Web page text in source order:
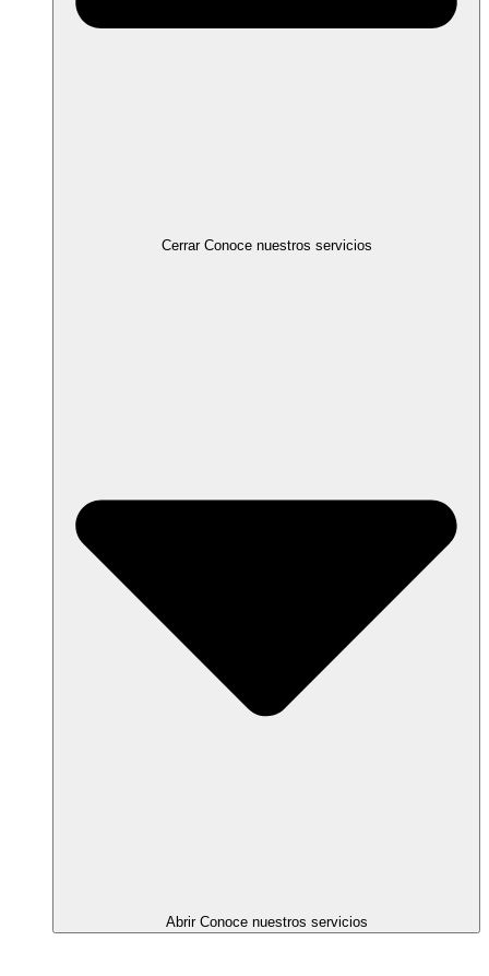
Cerrar Conoce nuestros servicios
Abrir Conoce nuestros servicios